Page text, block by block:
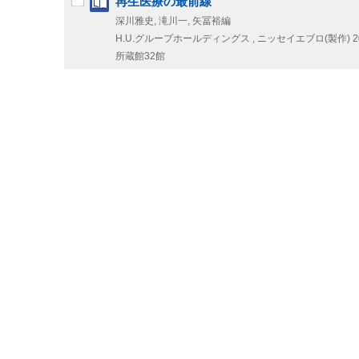
深川雅史, 滝川一, 矢冨裕編
H.U.グループホールディングス , ニッセイエブロ(製作)
所蔵館32館